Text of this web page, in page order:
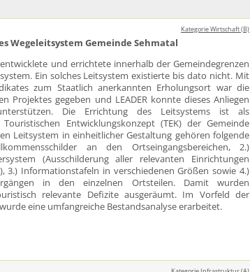
Kategorie Wirtschaft (B)
Wegeleitsystem Gemeinde Sehmatal
und errichtete innerhalb der Gemeindegrenzen
Ein solches Leitsystem existierte bis dato nicht. Mit
zum Staatlich anerkannten Erholungsort war die
Projektes gegeben und LEADER konnte dieses Anliegen
Die Errichtung des Leitsystems ist als
Entwicklungskonzept (TEK) der Gemeinde
Leitsystem in einheitlicher Gestaltung gehören folgende
an den Ortseingangsbereichen, 2.)
(Ausschilderung aller relevanten Einrichtungen
3.) Informationstafeln in verschiedenen Größen sowie 4.)
in den einzelnen Ortsteilen. Damit wurden
relevante Defizite ausgeräumt. Im Vorfeld der
eine umfangreiche Bestandsanalyse erarbeitet.